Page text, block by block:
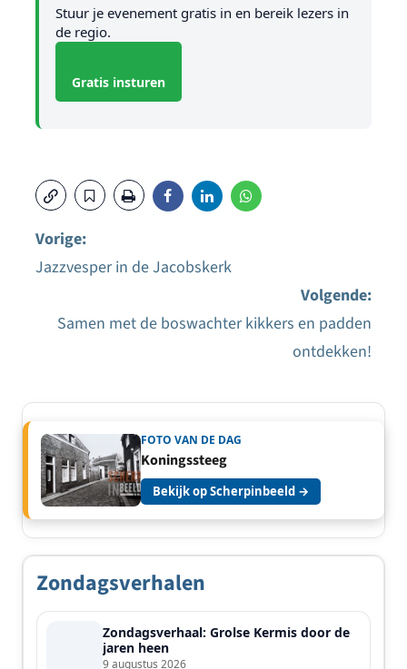
Stuur je evenement gratis in en bereik lezers in
de regio.
Gratis insturen
Bericht
navigatie
Vorige:
Jazzvesper in de Jacobskerk
Volgende:
Samen met de boswachter kikkers en padden
ontdekken!
FOTO VAN DE DAG
Koningssteeg
Bekijk op Scherpinbeeld →
Zondagsverhalen
Zondagsverhaal: Grolse Kermis door de
jaren heen
9 augustus 2026